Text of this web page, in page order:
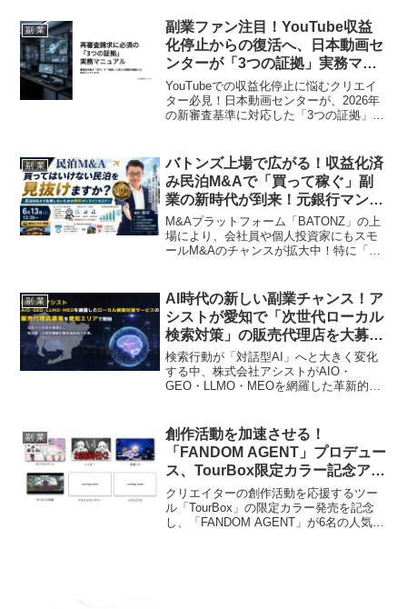
定の特別企画で、春を満喫しながら「は
たらく」の新たな価値を体験できるチャ
ンスです。
副 業
副業ファン注目！YouTube収益
化停止からの復活へ、日本動画セ
ンターが「3つの証拠」実務マニ
ュアルを無料公開！
YouTubeでの収益化停止に悩むクリエイ
ター必見！日本動画センターが、2026年
の新審査基準に対応した「3つの証拠」実
を再開するための具体的な手順と、制作
費を抑えながら安全性を確保する「5%基
準」について、副業ファン目線で詳しく
解説します。
副 業
バトンズ上場で広がる！収益化済
み民泊M&Aで「買って稼ぐ」副
業の新時代が到来！元銀行マンが
徹底解説する実践セミナーが開催
決定！
M&Aプラットフォーム「BATONZ」の上
場により、会社員や個人投資家にもスモ
ールM&Aのチャンスが拡大中！特に「収
す。しかし、成功には適切な見極めが不
可欠。そこで、元銀行マンの専門家が
「買っていい民泊・買ってはいけない民
泊」を徹底解説する実践セミナーが開催
されます。このセミナーで、あなたの副
業ライフを次のステージへ押し上げまし
ょう！
副 業
AI時代の新しい副業チャンス！ア
シストが愛知で「次世代ローカル
検索対策」の販売代理店を大募
集！
検索行動が「対話型AI」へと大きく変化
する中、株式会社アシストがAIO・
GEO・LLMO・MEOを網羅した革新的な
ファンの方々にとって、未来のビジネス
を支援する新しい「推し活」となるかも
しれません！
副 業
創作活動を加速させる！
「FANDOM AGENT」プロデュー
ス、TourBox限定カラー記念アニ
メーションで推し活を応援！
クリエイターの創作活動を応援するツー
ル「TourBox」の限定カラー発売を記念
し、「FANDOM AGENT」が6名の人気ク